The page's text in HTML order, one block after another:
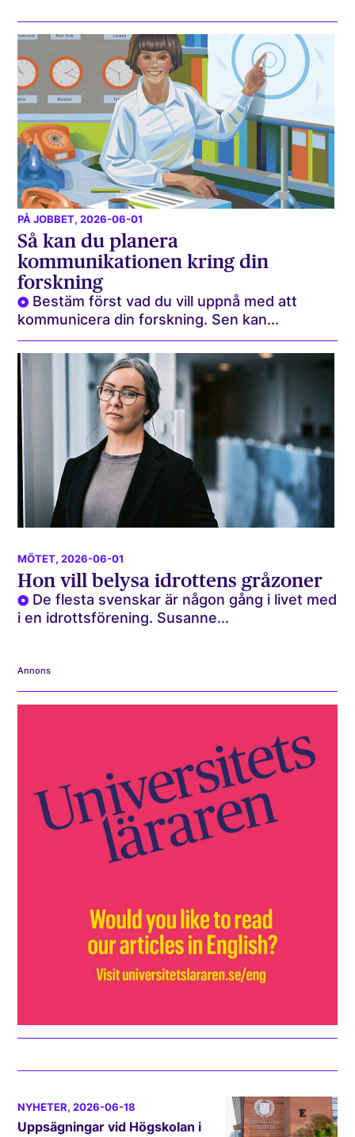
PÅ JOBBET, 2026-06-01
Så kan du planera
kommunikationen kring din
forskning
Bestäm först vad du vill uppnå med att
kommunicera din forskning. Sen kan...
MÖTET, 2026-06-01
Hon vill belysa idrottens gråzoner
De flesta svenskar är någon gång i livet med
i en idrottsförening. Susanne...
Annons
NYHETER, 2026-06-18
Uppsägningar vid Högskolan i